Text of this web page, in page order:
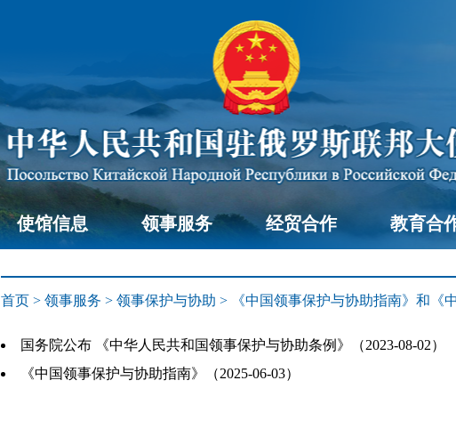
使馆信息 领事服务 经贸合作 教育合
首页 > 领事服务 > 领事保护与协助 > 《中国领事保护与协助指南》和《
国务院公布 《中华人民共和国领事保护与协助条例》（2023-08-02）
《中国领事保护与协助指南》（2025-06-03）